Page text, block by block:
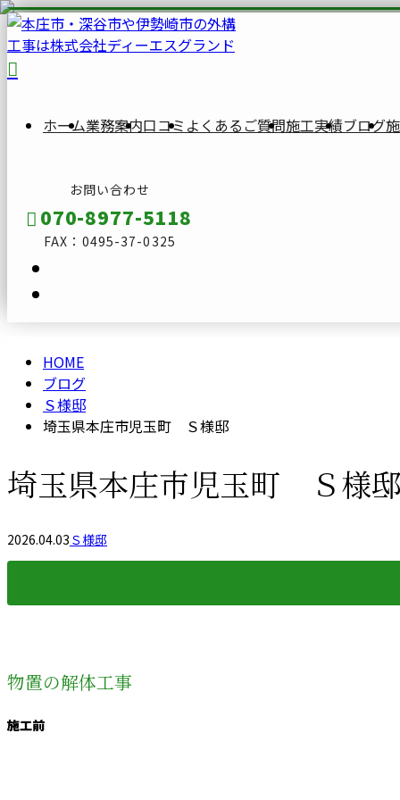
ホーム業務案内口コミ よくあるご質問施工実績ブログ
お問い合わせ
070-8977-5118
FAX：0495-37-0325
メールフォーム
ブ
ロ
BLOG
HOME
ブログ
Ｓ様邸
埼玉県本庄市児玉町 Ｓ様邸
埼玉県本庄市児玉町 Ｓ様
2026.04.03 Ｓ様邸
物置の解体工事
施工前